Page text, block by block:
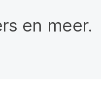
en meer.